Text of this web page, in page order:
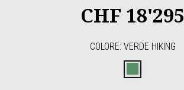
CHF 18'295
COLORE: VERDE HIKING